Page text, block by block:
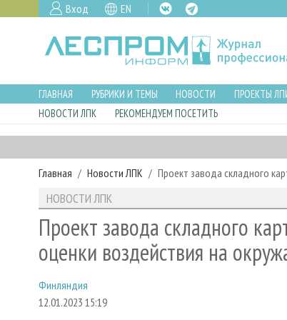
Вход EN
ГЛАВНАЯ РУБРИКИ И ТЕМЫ НОВОСТИ ПРОЕКТЫ
НОВОСТИ ЛПК
РЕКОМЕНДУЕМ ПОСЕТИТЬ
Главная Новости ЛПК Проект завода складного
НОВОСТИ ЛПК
Проект завода складного
оценки воздействия на
Финляндия
12.01.2023 15:19